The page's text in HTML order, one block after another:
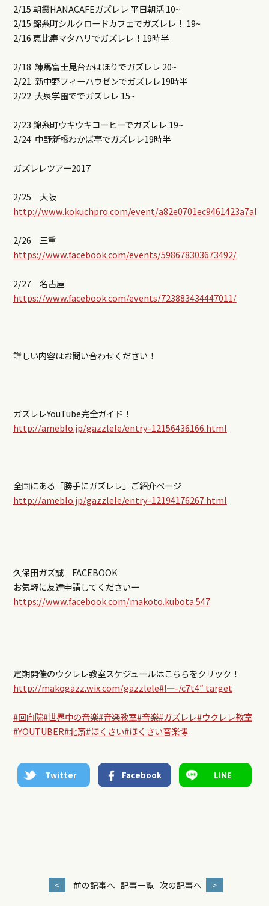
2/15 朝霞HANACAFEガズレレ 平日朝活 10~
2/15 錦糸町シルクロードカフェでガズレレ！ 19~
2/16 恵比寿マタハリでガズレレ！19時半
2/18 練馬富士見台かはほりでガズレレ 20~
2/21 新中野フィーハウゼンでガズレレ19時半
2/22 大泉学園ででガズレレ 15~
2/23 錦糸町ウキウキコーヒーでガズレレ 19~
2/24 中野新橋わかば亭でガズレレ19時半
ガズレレツアー2017
2/25 大阪
http://www.kokuchpro.com/event/
2/26 三重
https://www.facebook.com/events/598678303673492/
2/27 名古屋
https://www.facebook.com/events/723883434447011/
詳しい内容はお問い合わせください！
ガズレレYouTube完全ガイド！
http://ameblo.jp/gazzlele/entry-12156436166.html
全国にある「勝手にガズレレ」ご紹介ページ
http://ameblo.jp/gazzlele/entry-12194176267.html
久保田ガズ誠 FACEBOOK
お気軽に友達申請してくださいー
https://www.facebook.com/makoto.kubota.547
定期開催のウクレレ教室スケジュールはこちらをクリック！
http://makogazz.wix.com/gazzlele#!—-/c7t4″ target
#回向院#世界中の音楽#音楽教室#音楽#ガズレレ#ウクレレ教室
#YOUTUBER#北斎#ほくさい#ほくさい音楽博
Twitter Facebook LINE
< 前の記事へ 記事一覧 次の記事へ >